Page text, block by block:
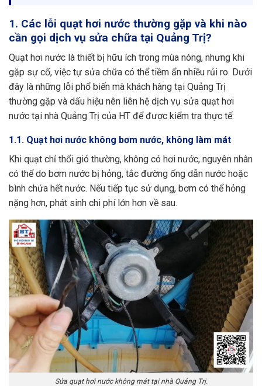
1. Các lỗi quạt hơi nước thường gặp và khi nào
cần gọi dịch vụ sửa chữa tại Quảng Trị?
Quạt hơi nước là thiết bị hữu ích trong mùa nóng, nhưng khi
gặp sự cố, việc tự sửa chữa có thể tiềm ẩn nhiều rủi ro. Dưới
đây là những lỗi phổ biến mà khách hàng tại Quảng Trị
thường gặp và dấu hiệu nên liên hệ dịch vụ sửa quạt hơi
nước tại nhà Quảng Trị của HT để được kiểm tra thực tế:
1.1. Quạt hơi nước không bơm nước, không làm mát
Khi quạt chỉ thổi gió thường, không có hơi nước, nguyên nhân
có thể do bơm nước bị hỏng, tắc đường ống dẫn nước hoặc
bình chứa hết nước. Nếu tiếp tục sử dụng, bơm có thể hỏng
nặng hơn, phát sinh chi phí lớn hơn về sau.
Sửa quạt hơi nước không mát tại nhà Quảng Trị.